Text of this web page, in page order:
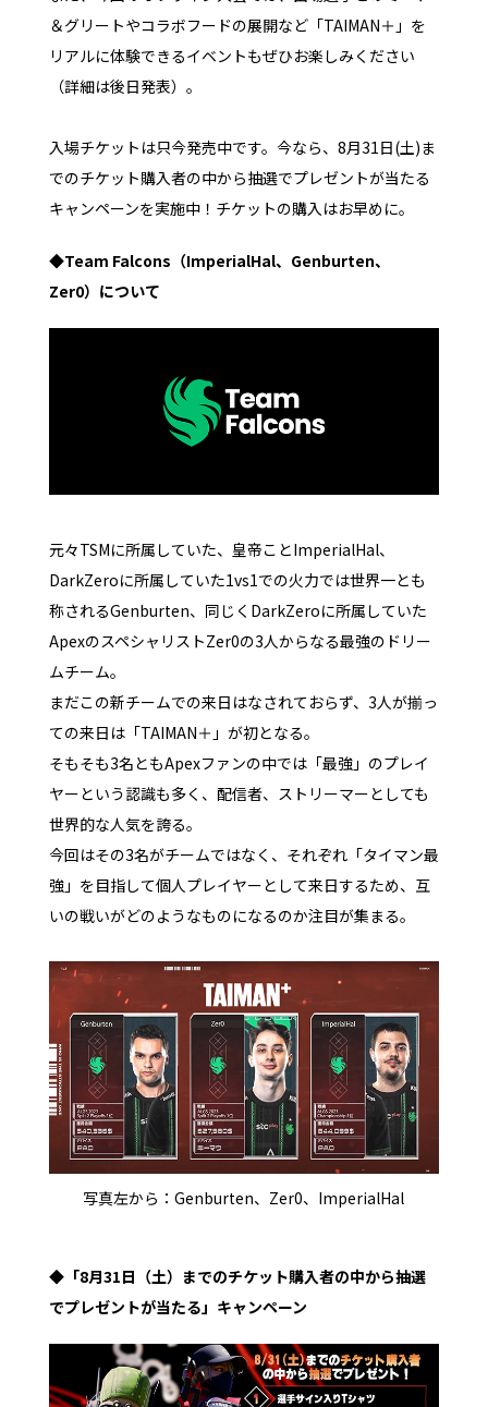
＆グリートやコラボフードの展開など「TAIMAN＋」を
リアルに体験できるイベントもぜひお楽しみください
（詳細は後日発表）。
入場チケットは只今発売中です。今なら、8月31日(土)ま
でのチケット購入者の中から抽選でプレゼントが当たる
キャンペーンを実施中！チケットの購入はお早めに。
◆Team Falcons（ImperialHal、Genburten、
Zer0）について
元々TSMに所属していた、皇帝ことImperialHal、
DarkZeroに所属していた1vs1での火力では世界一とも
称されるGenburten、同じくDarkZeroに所属していた
ApexのスペシャリストZer0の3人からなる最強のドリー
ムチーム。
まだこの新チームでの来日はなされておらず、3人が揃っ
ての来日は「TAIMAN＋」が初となる。
そもそも3名ともApexファンの中では「最強」のプレイ
ヤーという認識も多く、配信者、ストリーマーとしても
世界的な人気を誇る。
今回はその3名がチームではなく、それぞれ「タイマン最
強」を目指して個人プレイヤーとして来日するため、互
いの戦いがどのようなものになるのか注目が集まる。
写真左から：Genburten、Zer0、ImperialHal
◆「8月31日（土）までのチケット購入者の中から抽選
でプレゼントが当たる」キャンペーン